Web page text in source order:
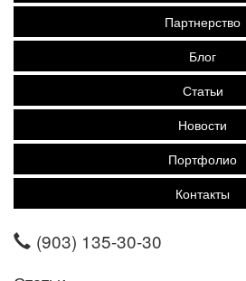
Партнерство
Блог
Статьи
Новости
Портфолио
Контакты
(903) 135-30-30